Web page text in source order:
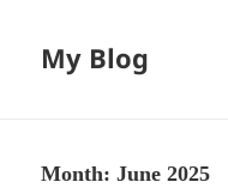
My Blog
Month:June 2025